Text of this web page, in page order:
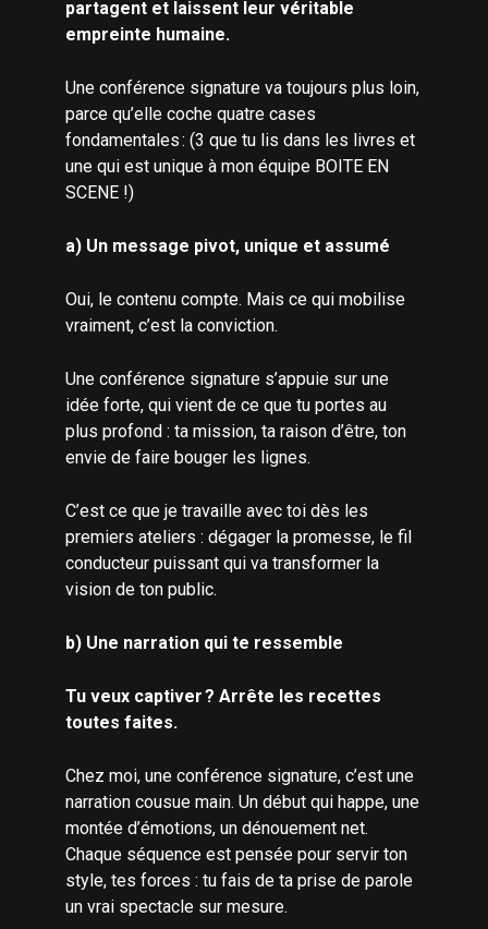
partagent et laissent leur véritable
empreinte humaine.
Une conférence signature va toujours plus loin,
parce qu’elle coche quatre cases
fondamentales : (3 que tu lis dans les livres et
une qui est unique à mon équipe BOITE EN
SCENE !)
a) Un message pivot, unique et assumé
Oui, le contenu compte. Mais ce qui mobilise
vraiment, c’est la conviction.
Une conférence signature s’appuie sur une
idée forte, qui vient de ce que tu portes au
plus profond : ta mission, ta raison d’être, ton
envie de faire bouger les lignes.
C’est ce que je travaille avec toi dès les
premiers ateliers : dégager la promesse, le fil
conducteur puissant qui va transformer la
vision de ton public.
b) Une narration qui te ressemble
Tu veux captiver ? Arrête les recettes
toutes faites.
Chez moi, une conférence signature, c’est une
narration cousue main. Un début qui happe, une
montée d’émotions, un dénouement net.
Chaque séquence est pensée pour servir ton
style, tes forces : tu fais de ta prise de parole
un vrai spectacle sur mesure.